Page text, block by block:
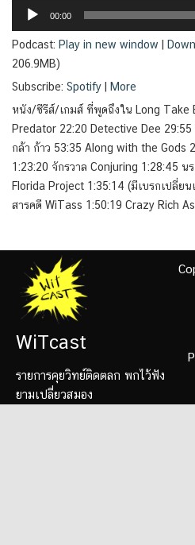
Audio
00:00
Podcast: Play in new window
206.9MB)
Subscribe: Spotify
More
หนัง/ซีรีส์/เกมส์ ที่พูดถึงใน Long Take
Predator 22:20 Detective Dee
กล้า ก้าว 53:35 Along with the Gods
1:23:20 จักรวาล Conjuring 1:28:45 น
Florida Project 1:35:14 (มีเบรกเปลี่ย
สารคดี WiTass 1:50:19 Crazy Rich
WiTcast
รายการคุยวิทย์ติดตลก พกไว้ฟัง
ยามเปลี่ยวสมอง